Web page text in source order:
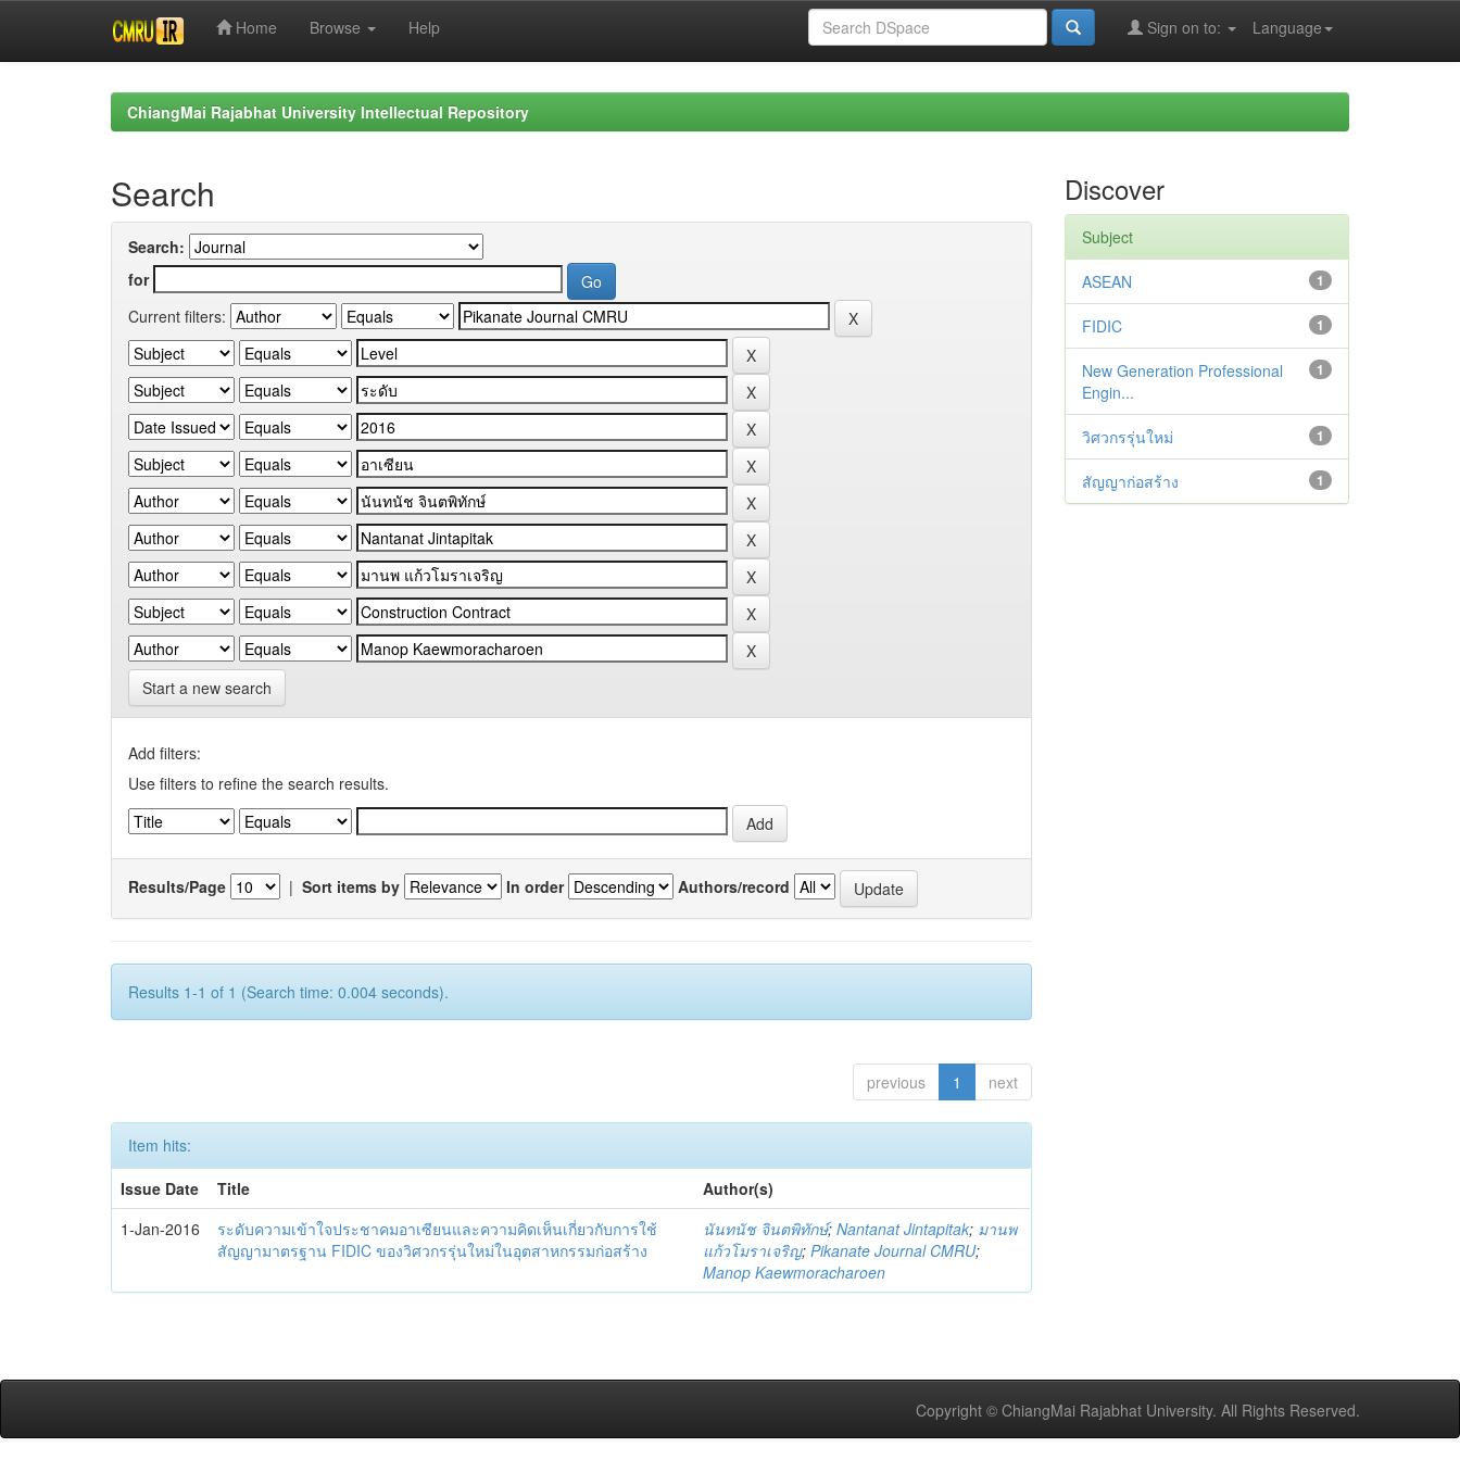
Home Browse Help Language
Sign on to:
ChiangMai Rajabhat University Intellectual Repository
Search
Search:
for
Current filters:
Start a new search
Add filters:
Use filters to refine the search results.
Results/Page | Sort items by In order Authors/record
Results 1-1 of 1 (Search time: 0.004 seconds).
previous 1 next
Item hits:
Issue Date
Title
Author(s)
1-Jan-2016
ระดับความเข้าใจประชาคมอาเซียนและความคิดเห็นเกี่ยวกับการใช้
สัญญามาตรฐาน FIDIC ของวิศวกรรุ่นใหม่ในอุตสาหกรรมก่อสร้าง
นันทนัช จินตพิทักษ์;Nantanat Jintapitak; มานพ
แก้วโมราเจริญ;Pikanate Journal CMRU;
Manop Kaewmoracharoen
Discover
Subject
1
ASEAN
1
FIDIC
1
New Generation Professional
Engin...
1
วิศวกรรุ่นใหม่
1
สัญญาก่อสร้าง
Copyright © ChiangMai Rajabhat University. All Rights Reserved.